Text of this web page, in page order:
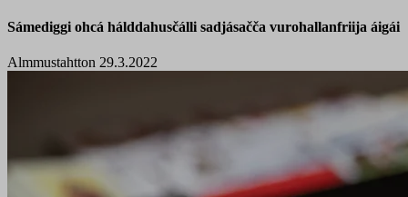
Sámediggi ohcá hálddahusčálli sadjásačča vurohallanfriija áigái
Almmustahtton 29.3.2022